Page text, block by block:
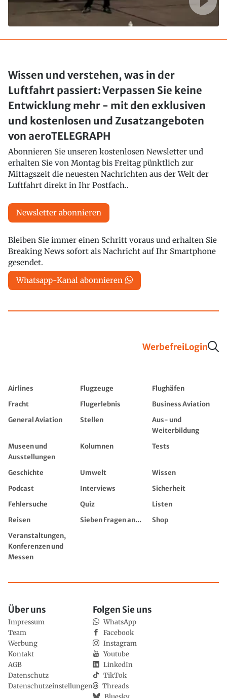
Wissen und verstehen, was in der
Luftfahrt passiert: Verpassen Sie keine
Entwicklung mehr - mit den exklusiven
und kostenlosen und Zusatzangeboten
von aeroTELEGRAPH
Abonnieren Sie unseren kostenlosen Newsletter und
erhalten Sie von Montag bis Freitag pünktlich zur
Mittagszeit die neuesten Nachrichten aus der Welt der
Luftfahrt direkt in Ihr Postfach..
Newsletter abonnieren
Bleiben Sie immer einen Schritt voraus und erhalten Sie
Breaking News sofort als Nachricht auf Ihr Smartphone
gesendet.
Whatsapp-Kanal abonnieren
WerbefreiLogin
Airlines Flugzeuge
Flughäfen
Fracht
Flugerlebnis
Business Aviation
General Aviation
Stellen
Aus- und
Weiterbildung
Museen und
Ausstellungen
Kolumnen Tests
Geschichte Umwelt
Wissen
Podcast
Interviews
Sicherheit
Fehlersuche
Quiz
Listen
Reisen
Sieben Fragen an...
Shop
Veranstaltungen,
Konferenzen und
Messen
Über uns
Impressum
Team
Werbung
Kontakt
AGB
Datenschutz
Datenschutzeinstellungen
Folgen Sie uns
WhatsApp
Facebook
Instagram
Youtube
LinkedIn
TikTok
Threads